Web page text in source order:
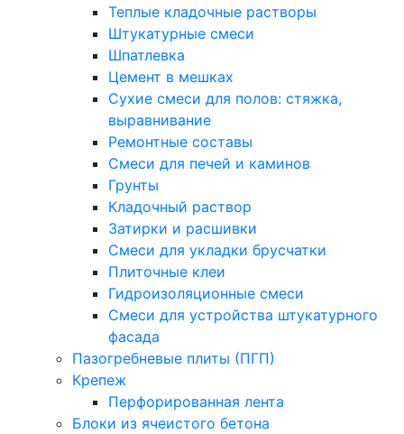
Теплые кладочные растворы
Штукатурные смеси
Шпатлевка
Цемент в мешках
Сухие смеси для полов: стяжка,
выравнивание
Ремонтные составы
Смеси для печей и каминов
Грунты
Кладочный раствор
Затирки и расшивки
Смеси для укладки брусчатки
Плиточные клеи
Гидроизоляционные смеси
Смеси для устройства штукатурного
фасада
Пазогребневые плиты (ПГП)
Крепеж
Перфорированная лента
Блоки из ячеистого бетона